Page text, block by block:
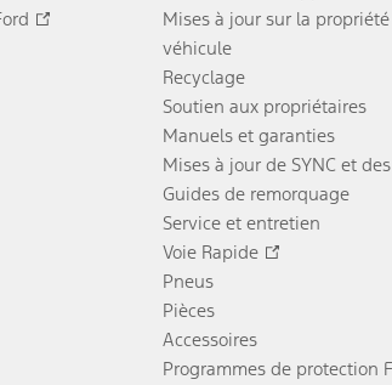
Mises à jour sur la
véhicule
Recyclage
Soutien aux propriétaires
Manuels et garanties
Mises à jour de SYNC et
Guides de remorquage
Service et entretien
Voie Rapide
Pneus
Pièces
Accessoires
Programmes de protection